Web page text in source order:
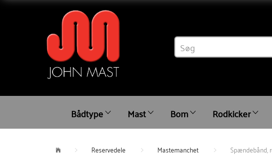
Bådtype Mast Bom Rodkicker
Reservedele Mastemanchet Spændebånd,